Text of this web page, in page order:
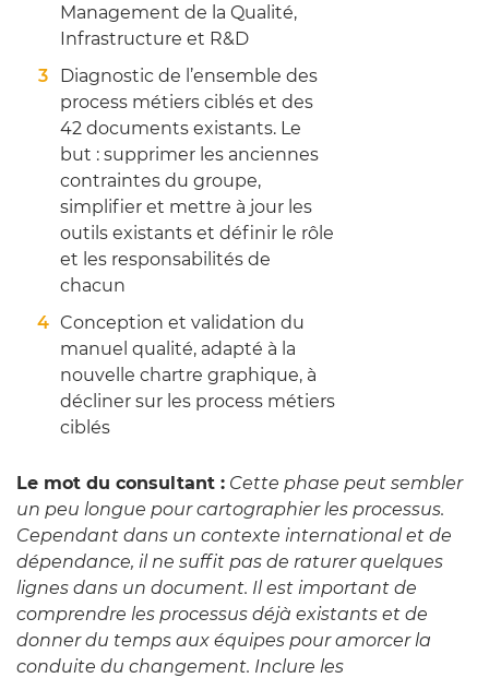
Management de la Qualité,
Infrastructure et R&D
Diagnostic de l’ensemble des
process métiers ciblés et des
42 documents existants. Le
but : supprimer les anciennes
contraintes du groupe,
simplifier et mettre à jour les
outils existants et définir le rôle
et les responsabilités de
chacun
Conception et validation du
manuel qualité, adapté à la
nouvelle chartre graphique, à
décliner sur les process métiers
ciblés
Le mot du consultant : Cette phase peut sembler
un peu longue pour cartographier les processus.
Cependant dans un contexte international et de
dépendance, il ne suffit pas de raturer quelques
lignes dans un document. Il est important de
comprendre les processus déjà existants et de
donner du temps aux équipes pour amorcer la
conduite du changement. Inclure les